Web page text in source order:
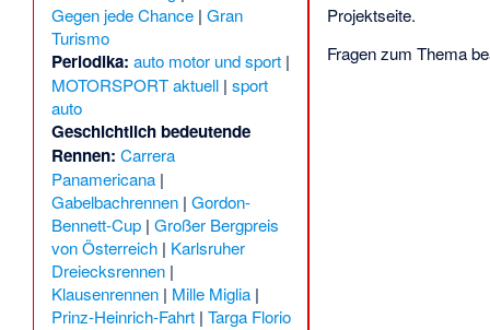
Gegen jede Chance| Gran
Turismo
Periodika: auto motor und sport|
MOTORSPORT aktuell| sport
auto
Geschichtlich bedeutende
Rennen: Carrera
Panamericana|
Gabelbachrennen| Gordon-
Bennett-Cup| Großer Bergpreis
von Österreich| Karlsruher
Dreiecksrennen|
Klausenrennen| Mille Miglia|
Prinz-Heinrich-Fahrt| Targa Florio
Projektseite.
Fragen zum Thema